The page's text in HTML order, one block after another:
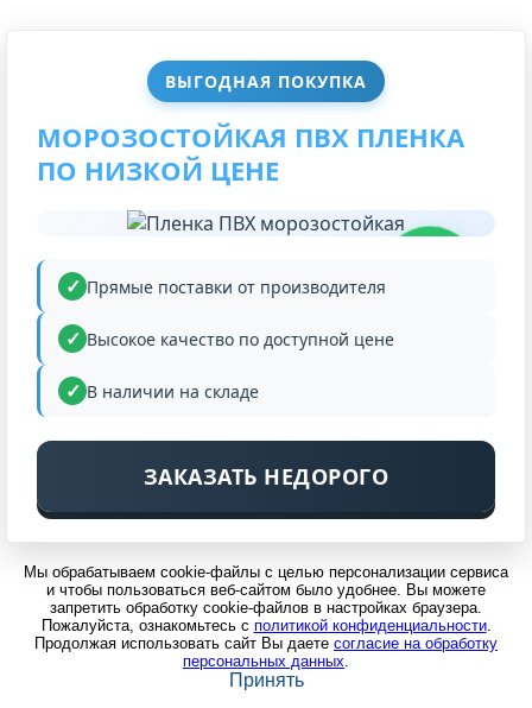
ВЫГОДНАЯ ПОКУПКА
МОРОЗОСТОЙКАЯ ПВХ ПЛЕНКА
ПО НИЗКОЙ ЦЕНЕ
Прямые поставки от производителя
Высокое качество по доступной цене
В наличии на складе
ЗАКАЗАТЬ НЕДОРОГО
Мы обрабатываем cookie-файлы с целью персонализации сервиса
и чтобы пользоваться веб-сайтом было удобнее. Вы можете
запретить обработку cookie-файлов в настройках браузера.
Пожалуйста, ознакомьтесь с политикой конфиденциальности.
Продолжая использовать сайт Вы даете согласие на обработку
персональных данных.
Принять